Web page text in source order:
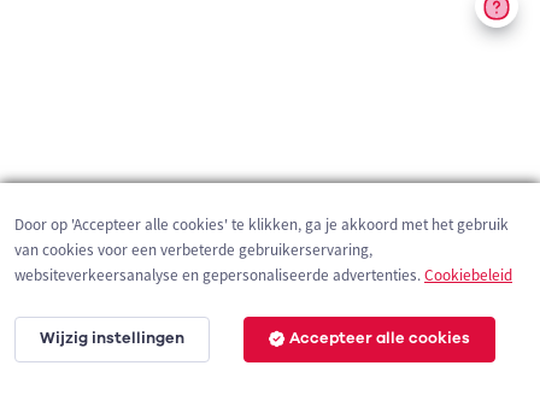
200 m
Door op 'Accepteer alle cookies' te klikken, ga je akkoord met het gebruik
van cookies voor een verbeterde gebruikerservaring,
websiteverkeersanalyse en gepersonaliseerde advertenties.Cookiebeleid
Wijzig instellingen Accepteer alle cookies